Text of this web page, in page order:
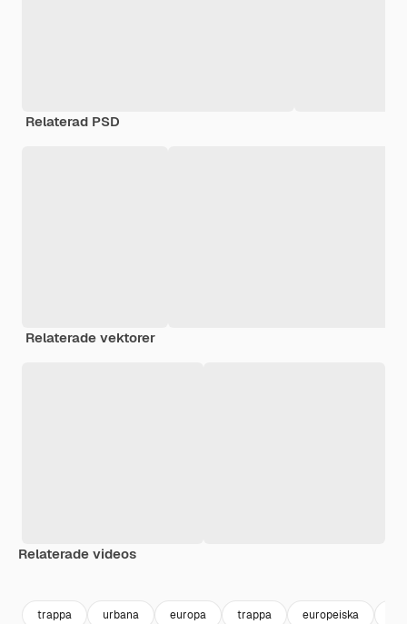
Relaterad PSD
Relaterade vektorer
Relaterade videos
trappa urbana europa trappa europeiska